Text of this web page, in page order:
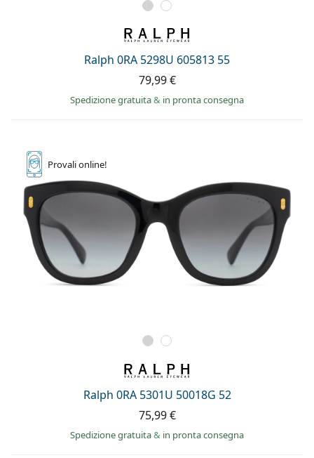
Ralph 0RA 5298U 605813 55
79,99 €
Spedizione gratuita& in pronta consegna
Provalionline!
Ralph 0RA 5301U 50018G 52
75,99 €
Spedizione gratuita& in pronta consegna